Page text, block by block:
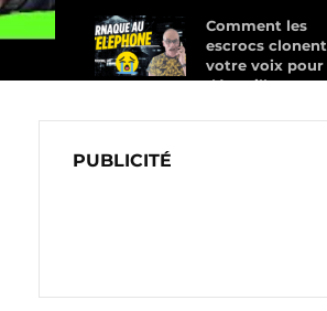
Comment les
escrocs clonent
votre voix pour
dépouiller vos
PUBLICITÉ